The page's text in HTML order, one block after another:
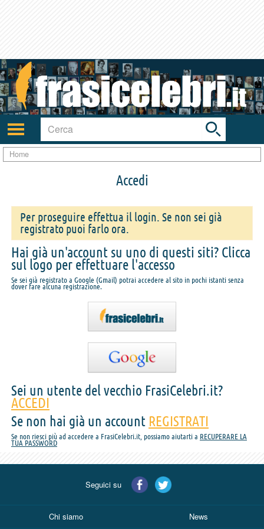
Attiva/disattiva
navigazione
Toggle
search
bar
Home
Accedi
Per proseguire effettua il login. Se non sei già
registrato puoi farlo ora.
Hai già un'account su uno di questi siti? Clicca
sul logo per effettuare l'accesso
Se sei già registrato a Google (Gmail) potrai accedere al sito in pochi istanti senza
dover fare alcuna registrazione.
Sei un utente del vecchio FrasiCelebri.it?
ACCEDI
Se non hai già un account REGISTRATI
Se non riesci più ad accedere a FrasiCelebri.it, possiamo aiutarti a RECUPERARE LA
TUA PASSWORD
Seguici su
Chi siamo News